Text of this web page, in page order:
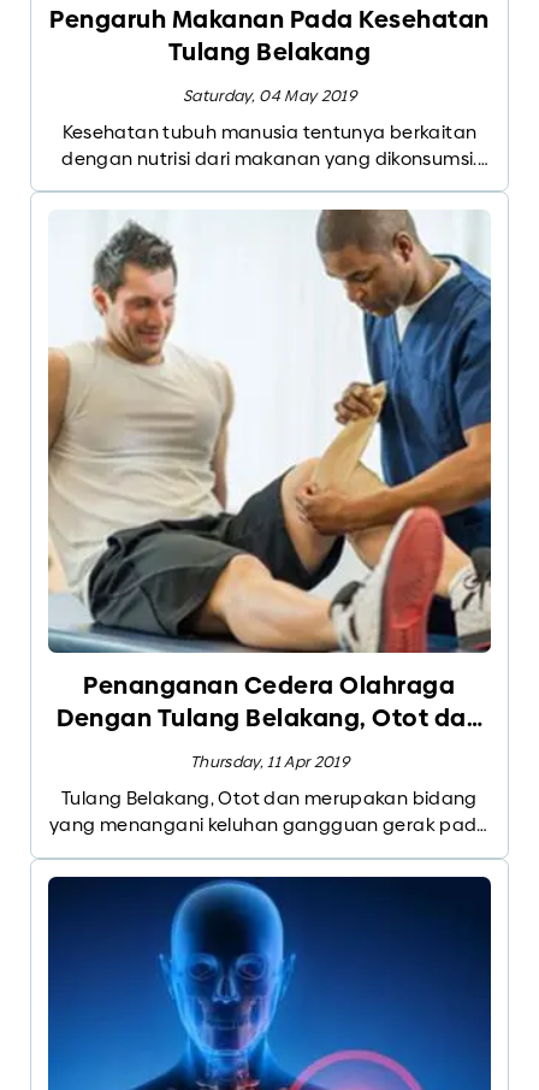
Pengaruh Makanan Pada Kesehatan
Tulang Belakang
Saturday, 04 May 2019
Kesehatan tubuh manusia tentunya berkaitan
dengan nutrisi dari makanan yang dikonsumsi.
Makanan yang berpengaruh pada kesehatan
tulang belakang tentunya erat dengan mineral,
calcium dan magnesium yang membentuk
tulang itu sendiri. Kekurangan mineral dan
calcium akan menyebabkan pengeroposan
tulang dini dan tulang menjadi rapuh.
Penanganan Cedera Olahraga
Dengan Tulang Belakang, Otot dan
Persendian
Thursday, 11 Apr 2019
Tulang Belakang, Otot dan merupakan bidang
yang menangani keluhan gangguan gerak pada
otot, sendi, saraf dan tulang belakang. Ruang
lingkup bidang tulang belakang, otot dan
persendian cukup luas, dari cedera olahraga,
penanganan gangguan postur, hingga
penanganan saraf terjepit di antara otot, hingga
saraf terjepit diantara persendian seperti pada
tulang belakang maupun pada persendian
tangan dan kaki.